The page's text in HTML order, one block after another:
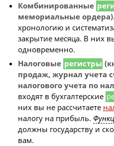
Комбинированные
мемориальные
хронологию и
закрытие месяца. В них
одновременно.
Налоговые регистры
продаж, журнал учета
налогового учета по
входят в бухгалтерские
них вы не рассчитаете
налогу на прибыль.
должны государству и
вам.